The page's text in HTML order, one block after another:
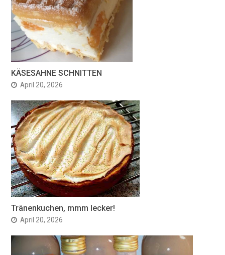
KÄSESAHNE SCHNITTEN
April 20, 2026
Tränenkuchen, mmm lecker!
April 20, 2026